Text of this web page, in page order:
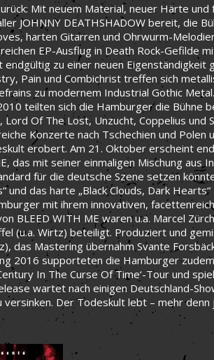
Mit neuem Material, neuer Härte und
JOHNNY DEATHSHADOW bereit, die
harten Gitarren und Ohrwurm-
EP-Ausflug in Death Rock-Gefilde
endgültig zu einer neuen Eigenständigkeit
Pain und Combichrist treffen sich
zu modernem Industrial Gothic
teilten sich die Hamburger die Bühne
Of The Lost, Unzucht, Coppelius und
Konzerte nach Tschechien und Polen
erobert. Am 21. Oktober erscheint
das mit seiner einmaligen Mischung aus
für die deutsche Szene setzen
und das harte „Black Clouds, Dark
mit ihrem innovativen,
BLEED WITH ME waren u.a. Marcel
(u.a. Wirtz) beteiligt. Produziert und
das Mastering übernahm Svante
2016 supporteten die Hamburger
In The Curse Of Time‘-Tour und
wartet nach einigen Deutschland-
Der Todeskult lebt – mehr denn